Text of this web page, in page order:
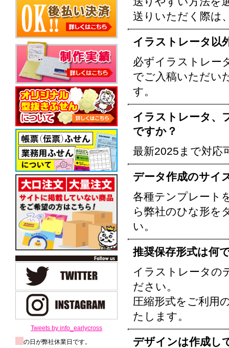
Tweets by info_earlycross
の日が弊社休業日です。
送りいただく際は
イラストレータ以
必ずイラストレー
でご入稿いただい
す。
イラストレータ、
ですか？
最新2025まで対応
データ作成のサイ
各種テンプレート
ら弊社のひな形を
い。
推奨保存形式は何
イラストレータの
ださい。
圧縮形式をご利用
たします。
デザインは作成し